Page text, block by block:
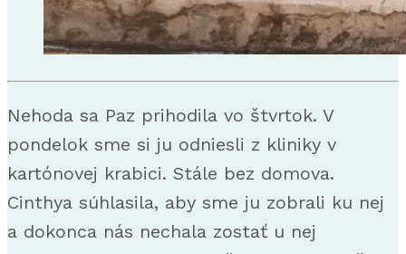
Nehoda sa Paz prihodila vo štvrtok. V
pondelok sme si ju odniesli z kliniky v
kartónovej krabici. Stále bez domova.
Cinthya súhlasila, aby sme ju zobrali ku nej
a dokonca nás nechala zostať u nej